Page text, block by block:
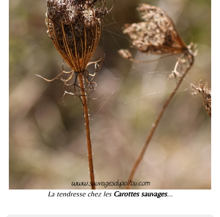
La tendresse chez les Carottes sauvages...